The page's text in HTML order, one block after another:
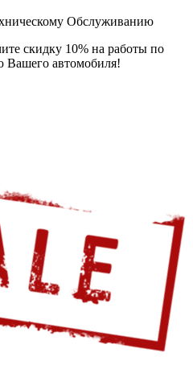
Обслуживанию
скидку 10% на работы по
Вашего автомобиля!